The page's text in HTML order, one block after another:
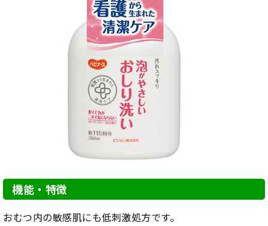
機能・特徴
おむつ内の敏感肌にも低刺激処方です。